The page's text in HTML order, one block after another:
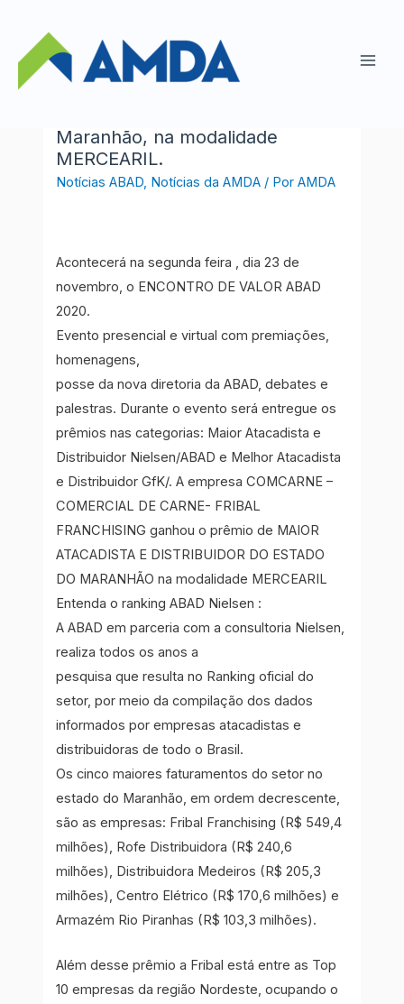
conteúdo
A Comcarne Comercial de Carne
(FRIBAL FRANCHISING) será
Maranhão, na modalidade
MERCEARIL.
Notícias ABAD, Notícias da AMDA / PorAMDA
Acontecerá na segunda feira , dia 23 de
novembro, o ENCONTRO DE VALOR ABAD
2020.
Evento presencial e virtual com premiações,
homenagens,
posse da nova diretoria da ABAD, debates e
palestras. Durante o evento será entregue os
prêmios nas categorias: Maior Atacadista e
Distribuidor Nielsen/ABAD e Melhor Atacadista
e Distribuidor GfK/. A empresa COMCARNE –
COMERCIAL DE CARNE- FRIBAL
FRANCHISING ganhou o prêmio de MAIOR
ATACADISTA E DISTRIBUIDOR DO ESTADO
DO MARANHÃO na modalidade MERCEARIL
Entenda o ranking ABAD Nielsen :
A ABAD em parceria com a consultoria Nielsen,
realiza todos os anos a
pesquisa que resulta no Ranking oficial do
setor, por meio da compilação dos dados
informados por empresas atacadistas e
distribuidoras de todo o Brasil.
Os cinco maiores faturamentos do setor no
estado do Maranhão, em ordem decrescente,
são as empresas: Fribal Franchising (R$ 549,4
milhões), Rofe Distribuidora (R$ 240,6
milhões), Distribuidora Medeiros (R$ 205,3
milhões), Centro Elétrico (R$ 170,6 milhões) e
Armazém Rio Piranhas (R$ 103,3 milhões).
Além desse prêmio a Fribal está entre as Top
10 empresas da região Nordeste, ocupando o